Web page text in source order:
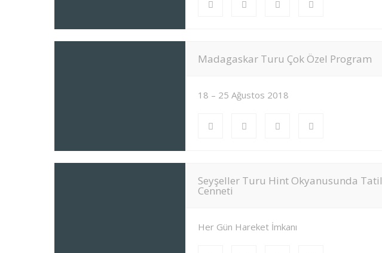
Madagaskar Turu Çok Özel Program
18 – 25 Ağustos 2018
Seyşeller Turu Hint Okyanusunda Tatil
Cenneti
Her Gün Hareket İmkanı